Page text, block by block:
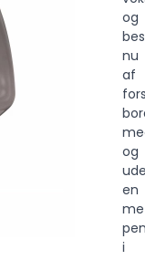
og
nu
af
og
en
i